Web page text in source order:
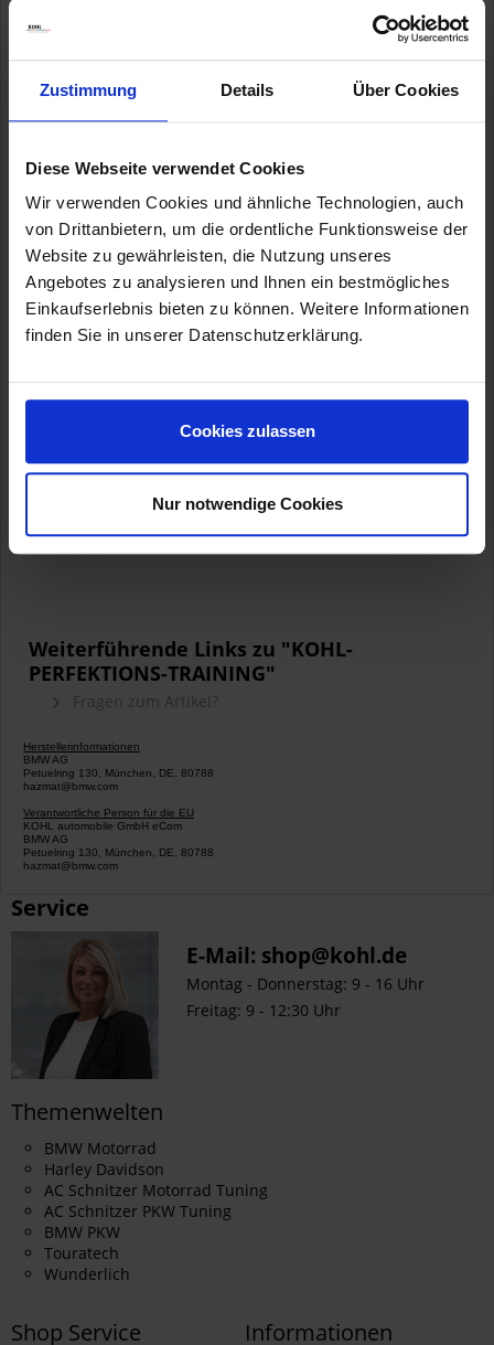
Zustimmung Details Über Cookies
Diese Webseite verwendet Cookies
Wir verwenden Cookies und ähnliche Technologien, auch
von Drittanbietern, um die ordentliche Funktionsweise der
Website zu gewährleisten, die Nutzung unseres
Angebotes zu analysieren und Ihnen ein bestmögliches
Einkaufserlebnis bieten zu können. Weitere Informationen
finden Sie in unserer Datenschutzerklärung.
Cookies zulassen
Nur notwendige Cookies
Sportfahrer oder Fortgeschrittene auf die Strecke.
Sie erleben die jeweilige Rennstrecke mit einer perfekt
vorbereiteten und
optimierten BMW S 1000 RR auf Pirelli Slicks.
Instruktor, Motorrad, Kraftstoff, Mittagessen, Getränke an
der Rennstrecke,
Versicherung (€ 3.000,- SB)
Teilnahme mit eigenem Motorrad auf Anfrage.
Zur Einführung, ein paar Impressionen vom Vorjahr :
neumann.org/albums/kohl_motorrad_renntraining_zolder/#
Weiterführende Links zu "KOHL-
PERFEKTIONS-TRAINING"
Fragen zum Artikel?
Herstellerinformationen
BMW AG
Petuelring 130, München, DE, 80788
hazmat@bmw.com
Verantwortliche Person für die EU
KOHL automobile GmbH eCom
BMW AG
Petuelring 130, München, DE, 80788
hazmat@bmw.com
Service
E-Mail: shop@kohl.de
Montag - Donnerstag: 9 - 16 Uhr
Freitag: 9 - 12:30 Uhr
Themenwelten
BMW Motorrad
Harley Davidson
AC Schnitzer Motorrad Tuning
AC Schnitzer PKW Tuning
BMW PKW
Touratech
Wunderlich
Shop Service Informationen